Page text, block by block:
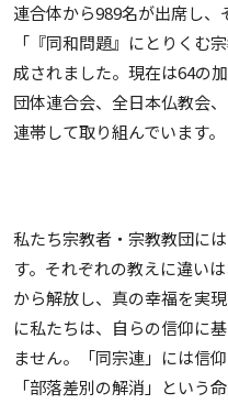
連合体から989名が出席し、
「『同和問題』にとりくむ
成されました。現在は64の
団体連合会、全日本仏教会
連帯して取り組んでいます。
私たち宗教者・宗教教団に
す。それぞれの教えに違い
から解放し、真の幸福を実
に私たちは、自らの信仰に
ません。「同宗連」には信
「部落差別の解消」という